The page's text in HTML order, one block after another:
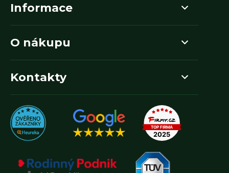
Informace
O nákupu
Kontakty